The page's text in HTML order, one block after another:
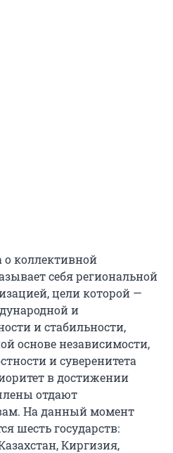
о коллективной
себя региональной
цели которой —
и
и стабильности,
основе независимости,
и суверенитета
в достижении
отдают
На данный момент
шесть государств:
Киргизия,